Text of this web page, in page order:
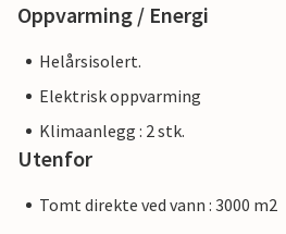
Oppvarming / Energi
Helårsisolert.
Elektrisk oppvarming
Klimaanlegg : 2 stk.
Utenfor
Tomt direkte ved vann : 3000 m2